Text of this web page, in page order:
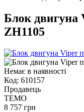
Блок
ZH1105
Немає в наявності
Код: 610157
Продавець
TEMO
8 757 грн